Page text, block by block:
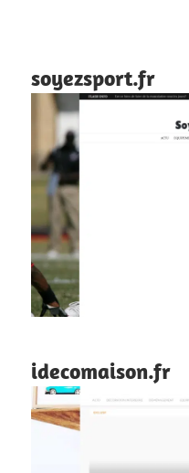
soyezsport.fr
idecomaison.fr